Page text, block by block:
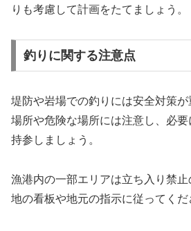
りも考慮して計画をたてましょう。
釣りに関する注意点
堤防や岩場での釣りには安全対策
場所や危険な場所には注意し、必
持参しましょう。
漁港内の一部エリアは立ち入り禁
地の看板や地元の指示に従ってくだ